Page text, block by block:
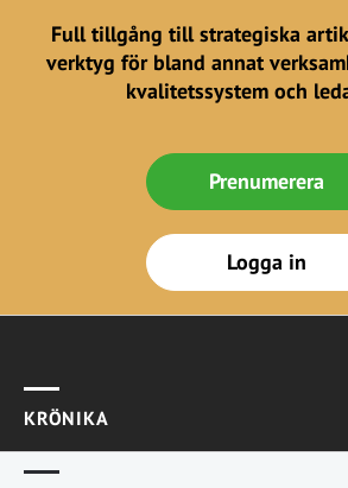
Full tillgång till strategiska
verktyg för bland annat
kvalitetssystem och
Prenumerera
Logga in
KRÖNIKA